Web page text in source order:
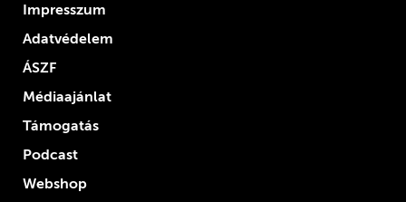
Impresszum
Adatvédelem
ÁSZF
Médiaajánlat
Támogatás
Podcast
Webshop